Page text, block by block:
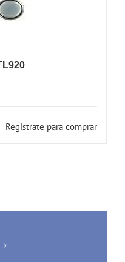
Registrate para comprar